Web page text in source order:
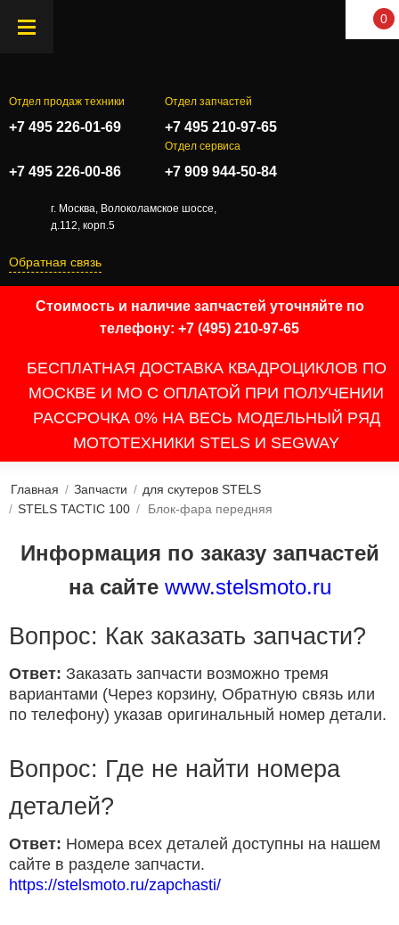
0
Отдел продаж техники
+7 495 226-01-69
Отдел запчастей
+7 495 210-97-65
+7 495 226-00-86
Отдел сервиса
+7 909 944-50-84
г. Москва, Волоколамское шоссе,
д.112, корп.5
Обратная связь
Стоимость и наличие запчастей уточняйте по
телефону: +7 (495) 210-97-65
БЕСПЛАТНАЯ ДОСТАВКА КВАДРОЦИКЛОВ ПО
МОСКВЕ И МО С ОПЛАТОЙ ПРИ ПОЛУЧЕНИИ
РАССРОЧКА 0% НА ВЕСЬ МОДЕЛЬНЫЙ РЯД
МОТОТЕХНИКИ STELS И SEGWAY
Главная / Запчасти / для скутеров STELS
/ STELS TACTIC 100 / Блок-фара передняя
Информация по заказу запчастей
на сайте www.stelsmoto.ru
Вопрос: Как заказать запчасти?
Ответ: Заказать запчасти возможно тремя
вариантами (Через корзину, Обратную связь или
по телефону) указав оригинальный номер детали.
Вопрос: Где не найти номера
деталей?
Ответ: Номера всех деталей доступны на нашем
сайте в разделе запчасти.
https://stelsmoto.ru/zapchasti/